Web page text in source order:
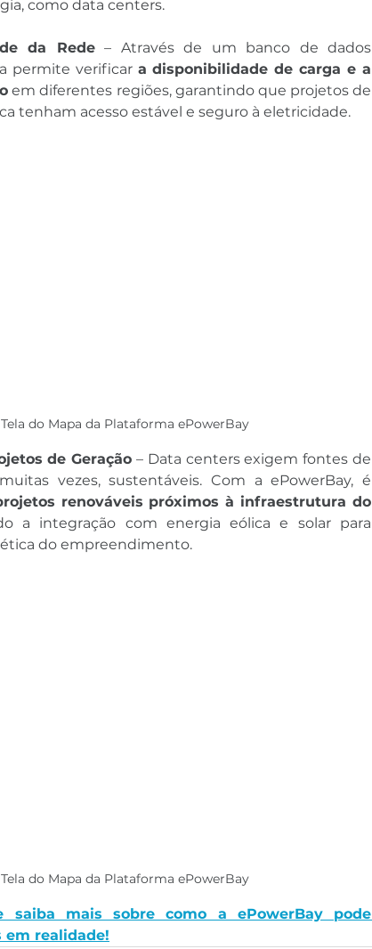
como data centers.
da Rede – Através de um banco de dados
permite verificar a disponibilidade de carga e a
em diferentes regiões, garantindo que projetos de
tenham acesso estável e seguro à eletricidade.
do Mapa da Plataforma ePowerBay
de Geração – Data centers exigem fontes de
vezes, sustentáveis. Com a ePowerBay, é
renováveis próximos à infraestrutura do
a integração com energia eólica e solar para
do empreendimento.
do Mapa da Plataforma ePowerBay
saiba mais sobre como a ePowerBay pode
em realidade!